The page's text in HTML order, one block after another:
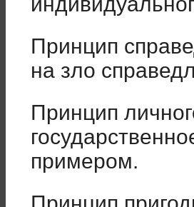
Принцип
на зло
Принцип
примером.